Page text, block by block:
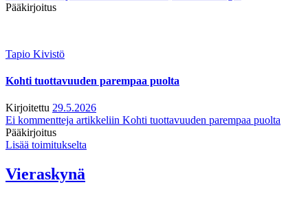
Pääkirjoitus
Tapio Kivistö
Kohti tuottavuuden parempaa puolta
Kirjoitettu 29.5.2026
Ei kommentteja artikkeliin Kohti tuottavuuden parempaa puolta
Pääkirjoitus
Lisää toimitukselta
Vieraskynä